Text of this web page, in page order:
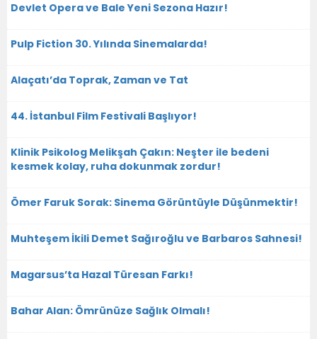
Devlet Opera ve Bale Yeni Sezona Hazır!
Pulp Fiction 30. Yılında Sinemalarda!
Alaçatı’da Toprak, Zaman ve Tat
44. İstanbul Film Festivali Başlıyor!
Klinik Psikolog Melikşah Çakın: Neşter ile bedeni
kesmek kolay, ruha dokunmak zordur!
Ömer Faruk Sorak: Sinema Görüntüyle Düşünmektir!
Muhteşem İkili Demet Sağıroğlu ve Barbaros Sahnesi!
Magarsus’ta Hazal Türesan Farkı!
Bahar Alan: Ömrünüze Sağlık Olmalı!